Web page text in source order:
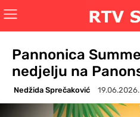
Pannonica
nedjelju na
Nedžida Sprečaković